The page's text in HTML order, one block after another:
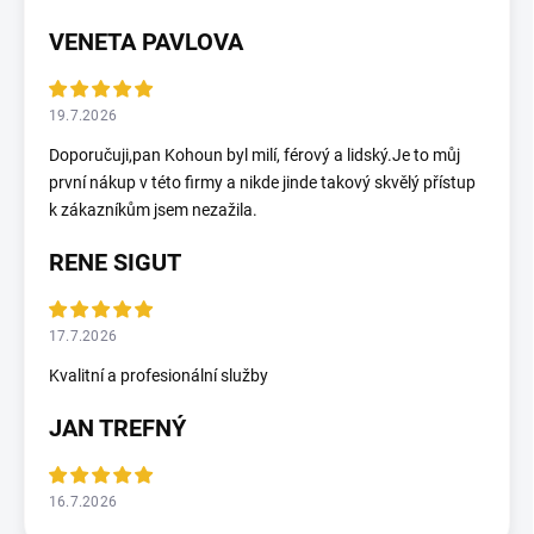
VENETA PAVLOVA
19.7.2026
Doporučuji,pan Kohoun byl milí, férový a lidský.Je to můj
první nákup v této firmy a nikde jinde takový skvělý přístup
k zákazníkům jsem nezažila.
RENE SIGUT
17.7.2026
Kvalitní a profesionální služby
JAN TREFNÝ
16.7.2026